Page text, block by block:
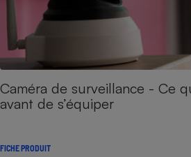
Caméra de surveillance - Ce
avant de s’équiper
FICHE PRODUIT